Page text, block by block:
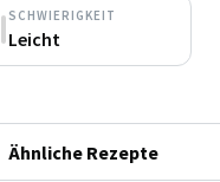
SCHWIERIGKEIT
Leicht
Ähnliche Rezepte